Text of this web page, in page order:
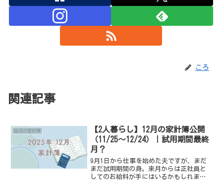
ころ
関連記事
毎月の家計簿
【2人暮らし】12月の家計簿公開
（11/25～12/24）｜試用期間最終
月？
9月1日から仕事を始めた夫ですが、まだ
まだ試用期間の身。来月からは正社員と
してのお給料が手にはいるかもしれませ